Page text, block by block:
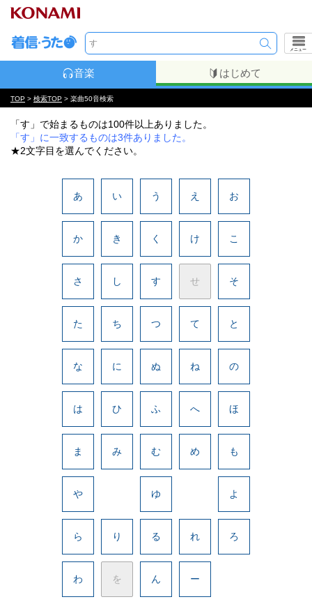
メニュー
音楽 はじめて
TOP > 検索TOP > 楽曲50音検索
「す」で始まるものは100件以上ありました。
「す」に一致するものは3件ありました。
★2文字目を選んでください。
あ い う え お
か き く け こ
さ し す せ そ
た ち つ て と
な に ぬ ね の
は ひ ふ へ ほ
ま み む め も
や ゆ よ
ら り る れ ろ
わ を ん ー